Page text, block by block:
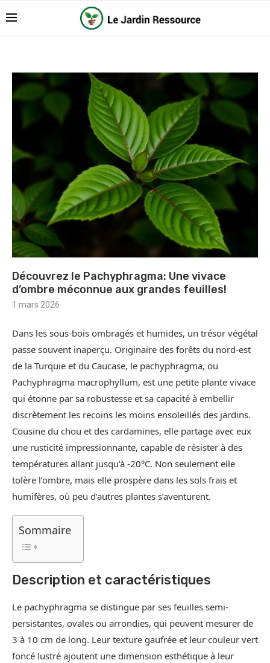
Découvrez le Pachyphragma: Une vivace
d’ombre méconnue aux grandes feuilles!
1 mars 2026
Dans les sous-bois ombragés et humides, un trésor végétal
passe souvent inaperçu. Originaire des forêts du nord-est
de la Turquie et du Caucase, le pachyphragma, ou
Pachyphragma macrophyllum, est une petite plante vivace
qui étonne par sa robustesse et sa capacité à embellir
discrètement les recoins les moins ensoleillés des jardins.
Cousine du chou et des cardamines, elle partage avec eux
une rusticité impressionnante, capable de résister à des
températures allant jusqu’à -20°C. Non seulement elle
tolère l’ombre, mais elle prospère dans les sols frais et
humifères, où peu d’autres plantes s’aventurent.
Sommaire
Description et caractéristiques
Le pachyphragma se distingue par ses feuilles semi-
persistantes, ovales ou arrondies, qui peuvent mesurer de
3 à 10 cm de long. Leur texture gaufrée et leur couleur vert
foncé lustré ajoutent une dimension esthétique à leur